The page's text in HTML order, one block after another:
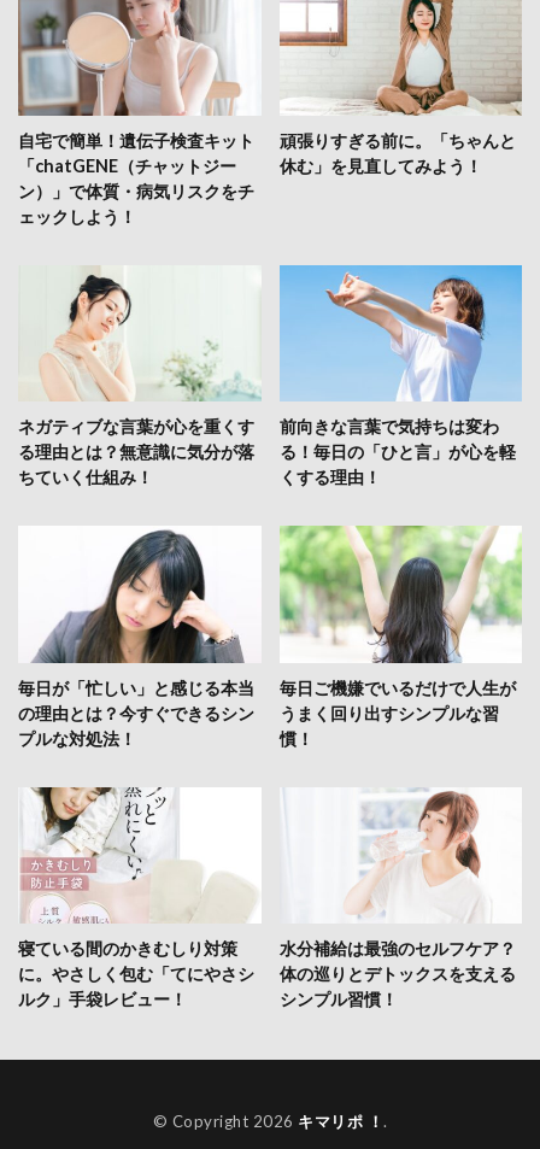
自宅で簡単！遺伝子検査キット
「chatGENE（チャットジー
ン）」で体質・病気リスクをチ
ェックしよう！
頑張りすぎる前に。「ちゃんと
休む」を見直してみよう！
ネガティブな言葉が心を重くす
る理由とは？無意識に気分が落
ちていく仕組み！
前向きな言葉で気持ちは変わ
る！毎日の「ひと言」が心を軽
くする理由！
毎日が「忙しい」と感じる本当
の理由とは？今すぐできるシン
プルな対処法！
毎日ご機嫌でいるだけで人生が
うまく回り出すシンプルな習
慣！
寝ている間のかきむしり対策
に。やさしく包む「てにやさシ
ルク」手袋レビュー！
水分補給は最強のセルフケア？
体の巡りとデトックスを支える
シンプル習慣！
© Copyright 2026 キマリポ ！ .